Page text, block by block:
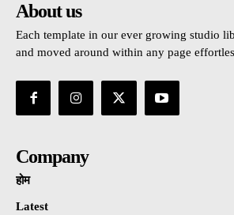
About us
Each template in our ever growing studio
and moved around within any page
Company
होम
Latest